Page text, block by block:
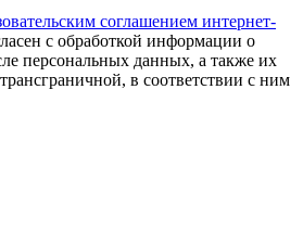
соглашением интернет-
с обработкой информации о
персональных данных, а также их
в соответствии с ним